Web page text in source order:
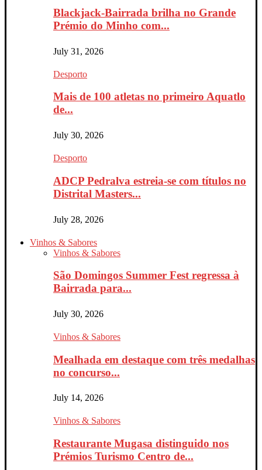
Blackjack-Bairrada brilha no Grande
Prémio do Minho com...
July 31, 2026
Desporto
Mais de 100 atletas no primeiro Aquatlo
de...
July 30, 2026
Desporto
ADCP Pedralva estreia-se com títulos no
Distrital Masters...
July 28, 2026
Vinhos & Sabores
Vinhos & Sabores
São Domingos Summer Fest regressa à
Bairrada para...
July 30, 2026
Vinhos & Sabores
Mealhada em destaque com três medalhas
no concurso...
July 14, 2026
Vinhos & Sabores
Restaurante Mugasa distinguido nos
Prémios Turismo Centro de...